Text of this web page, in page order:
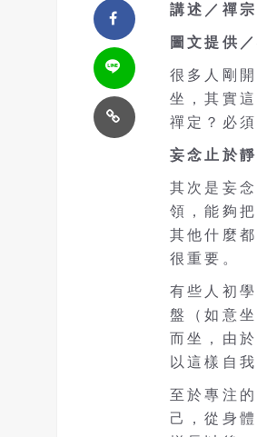
講述／禪
圖文提供
很多人剛
坐，其實
禪定？必
妄念止於
其次是妄
領，能夠
其他什麼
很重要。
有些人初
盤（如意
而坐，由
以這樣自我
至於專注
己，從身